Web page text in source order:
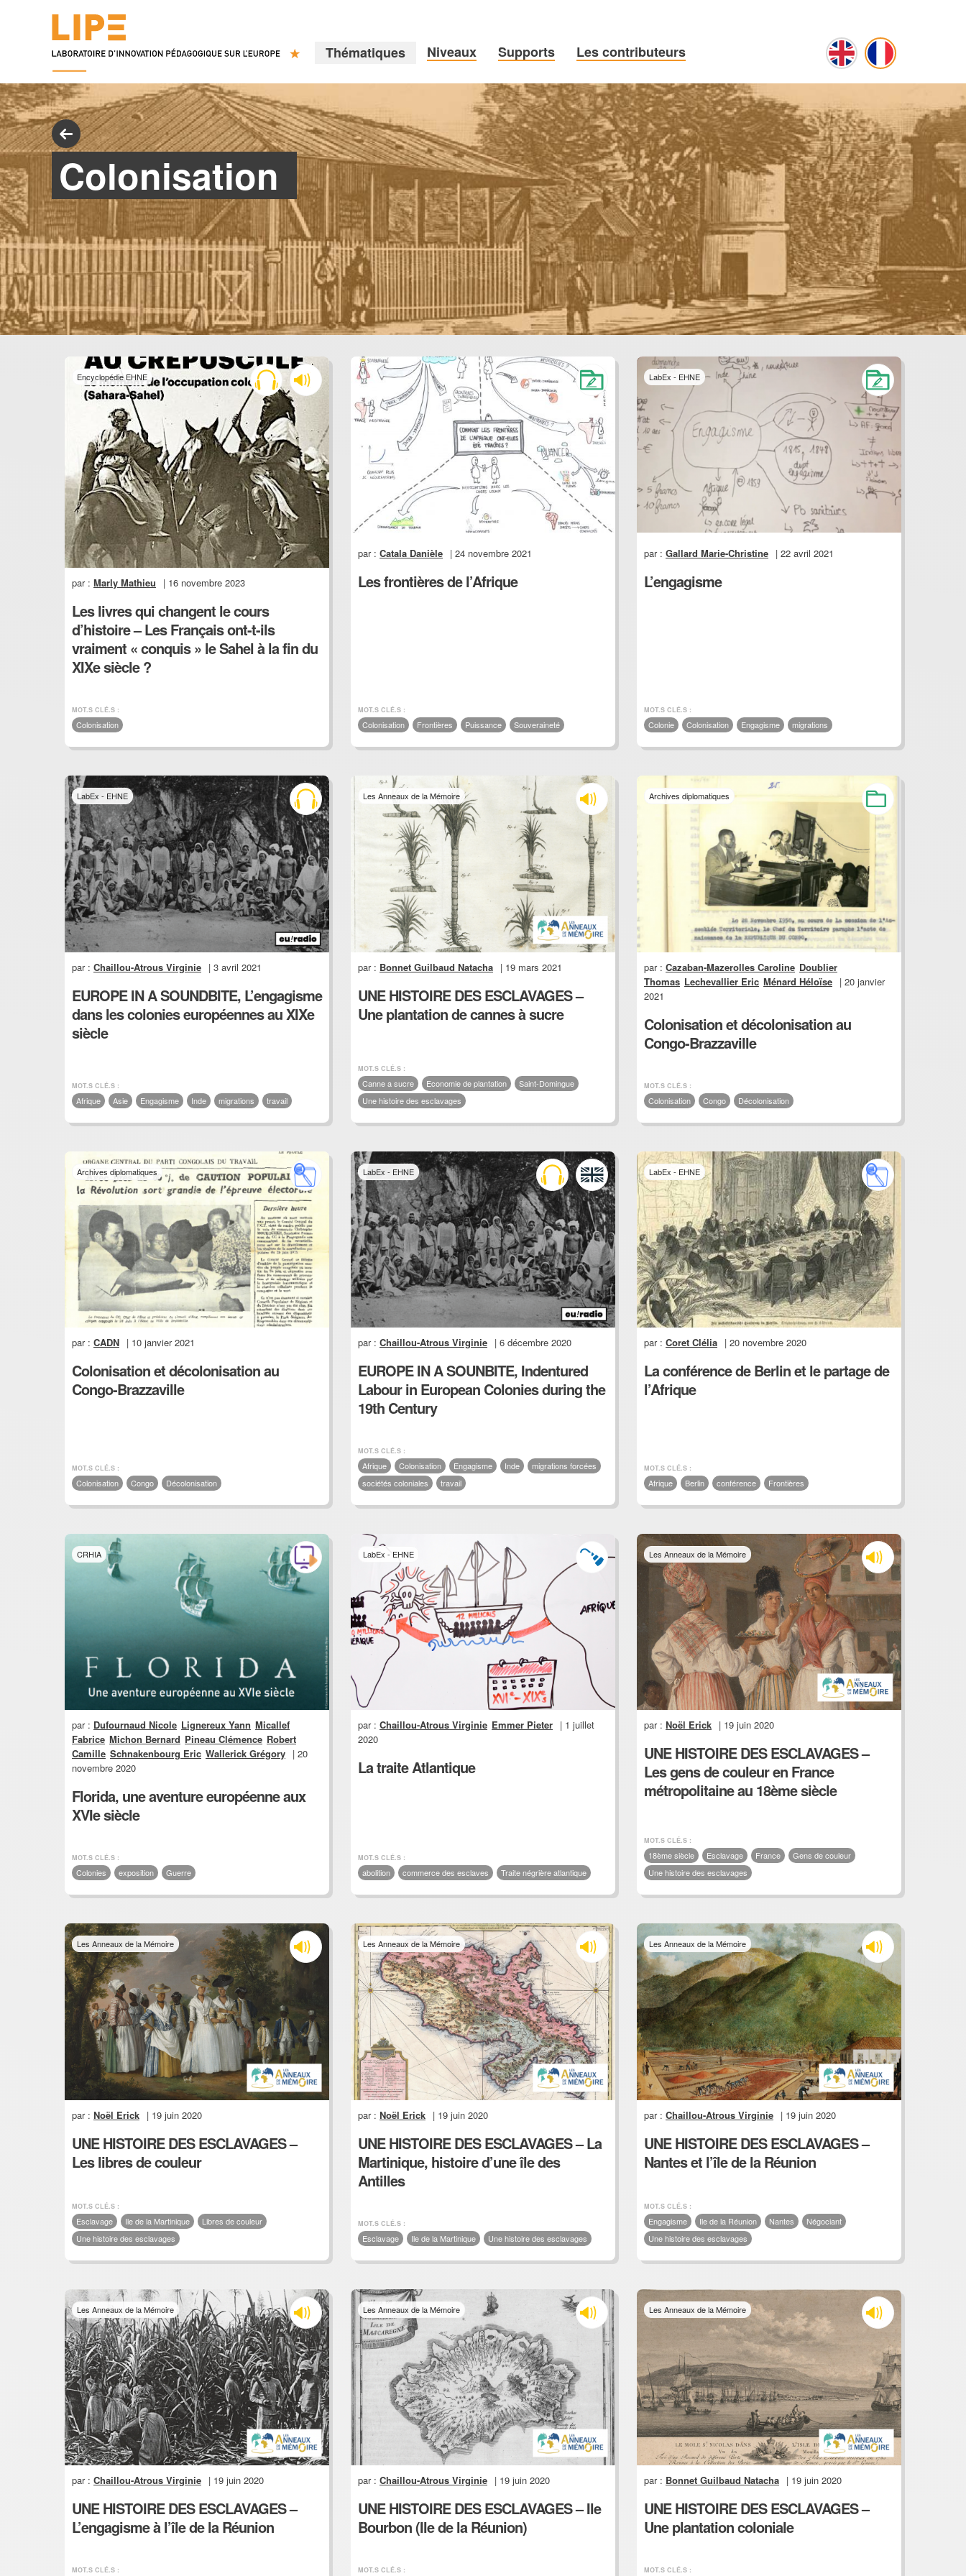
Thématiques Niveaux Supports Les contributeurs
Colonisation
Encyclopédie EHNE
par : Marly Mathieu | 16 novembre 2023
Les livres qui changent le cours
d’histoire – Les Français ont-t-ils
vraiment « conquis » le Sahel à la fin du
XIXe siècle ?
MOT.S CLÉ.S :
Colonisation
par : Catala Danièle | 24 novembre 2021
Les frontières de l’Afrique
MOT.S CLÉ.S :
Colonisation Frontières Puissance Souveraineté
LabEx - EHNE
par : Gallard Marie-Christine | 22 avril 2021
L’engagisme
MOT.S CLÉ.S :
Colonie Colonisation Engagisme migrations
LabEx - EHNE
par : Chaillou-Atrous Virginie | 3 avril 2021
EUROPE IN A SOUNDBITE, L’engagisme
dans les colonies européennes au XIXe
siècle
MOT.S CLÉ.S :
Afrique Asie Engagisme Inde migrations travail
Les Anneaux de la Mémoire
par : Bonnet Guilbaud Natacha | 19 mars 2021
UNE HISTOIRE DES ESCLAVAGES –
Une plantation de cannes à sucre
MOT.S CLÉ.S :
Canne a sucre Economie de plantation
Saint-Domingue
Une histoire des esclavages
Archives diplomatiques
par : Cazaban-Mazerolles Caroline Doublier
Thomas Lechevallier Eric Ménard Héloïse | 20 janvier
2021
Colonisation et décolonisation au
Congo-Brazzaville
MOT.S CLÉ.S :
Colonisation Congo Décolonisation
Archives diplomatiques
par : CADN | 10 janvier 2021
Colonisation et décolonisation au
Congo-Brazzaville
MOT.S CLÉ.S :
Colonisation Congo Décolonisation
LabEx - EHNE
par : Chaillou-Atrous Virginie | 6 décembre 2020
EUROPE IN A SOUNBITE, Indentured
Labour in European Colonies during the
19th Century
MOT.S CLÉ.S :
Afrique Colonisation Engagisme Inde
migrations forcées
sociétés coloniales
travail
LabEx - EHNE
par : Coret Clélia | 20 novembre 2020
La conférence de Berlin et le partage de
l’Afrique
MOT.S CLÉ.S :
Afrique Berlin conférence Frontières
CRHIA
par : Dufournaud Nicole Lignereux Yann Micallef
Fabrice Michon Bernard Pineau Clémence Robert
Camille Schnakenbourg Eric Wallerick Grégory | 20
novembre 2020
Florida, une aventure européenne aux
XVIe siècle
MOT.S CLÉ.S :
Colonies exposition Guerre
LabEx - EHNE
par : Chaillou-Atrous Virginie Emmer Pieter | 1 juillet
2020
La traite Atlantique
MOT.S CLÉ.S :
abolition commerce des esclaves Traite négrière atlantique
Les Anneaux de la Mémoire
par : Noël Erick | 19 juin 2020
UNE HISTOIRE DES ESCLAVAGES –
Les gens de couleur en France
métropolitaine au 18ème siècle
MOT.S CLÉ.S :
18ème siècle Esclavage France
Gens de couleur
Une histoire des esclavages
Les Anneaux de la Mémoire
par : Noël Erick | 19 juin 2020
UNE HISTOIRE DES ESCLAVAGES –
Les libres de couleur
MOT.S CLÉ.S :
Esclavage Ile de la Martinique
Libres de couleur
Une histoire des esclavages
Les Anneaux de la Mémoire
par : Noël Erick | 19 juin 2020
UNE HISTOIRE DES ESCLAVAGES – La
Martinique, histoire d’une île des
Antilles
MOT.S CLÉ.S :
Esclavage Ile de la Martinique Une histoire des esclavages
Les Anneaux de la Mémoire
par : Chaillou-Atrous Virginie | 19 juin 2020
UNE HISTOIRE DES ESCLAVAGES –
Nantes et l’île de la Réunion
MOT.S CLÉ.S :
Engagisme Ile de la Réunion Nantes
Négociant
Une histoire des esclavages
Les Anneaux de la Mémoire
par : Chaillou-Atrous Virginie | 19 juin 2020
UNE HISTOIRE DES ESCLAVAGES –
L’engagisme à l’île de la Réunion
MOT.S CLÉ.S :
Les Anneaux de la Mémoire
par : Chaillou-Atrous Virginie | 19 juin 2020
UNE HISTOIRE DES ESCLAVAGES – Ile
Bourbon (Ile de la Réunion)
MOT.S CLÉ.S :
Les Anneaux de la Mémoire
par : Bonnet Guilbaud Natacha | 19 juin 2020
UNE HISTOIRE DES ESCLAVAGES –
Une plantation coloniale
MOT.S CLÉ.S :